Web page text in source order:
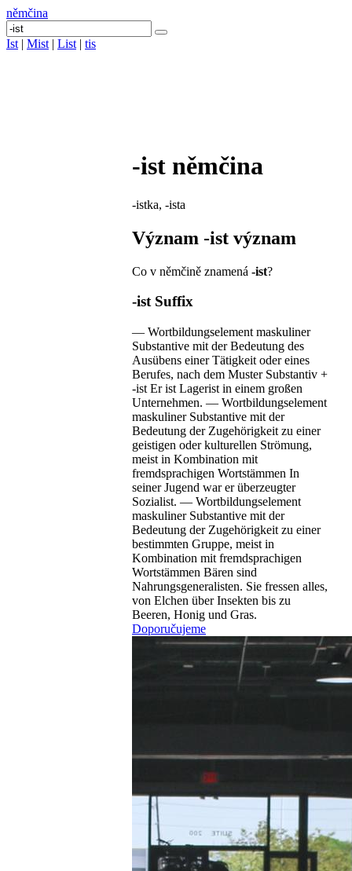
němčina
Ist | Mist | List | tis
-ist němčina
-istka, -ista
Význam -ist význam
Co v němčině znamená -ist?
-ist Suffix
— Wortbildungselement maskuliner
Substantive mit der Bedeutung des
Ausübens einer Tätigkeit oder eines
Berufes, nach dem Muster Substantiv +
-ist Er ist Lagerist in einem großen
Unternehmen. — Wortbildungselement
maskuliner Substantive mit der
Bedeutung der Zugehörigkeit zu einer
geistigen oder kulturellen Strömung,
meist in Kombination mit
fremdsprachigen Wortstämmen In
seiner Jugend war er überzeugter
Sozialist. — Wortbildungselement
maskuliner Substantive mit der
Bedeutung der Zugehörigkeit zu einer
bestimmten Gruppe, meist in
Kombination mit fremdsprachigen
Wortstämmen Bären sind
Nahrungsgeneralisten. Sie fressen alles,
von Elchen über Insekten bis zu
Beeren, Honig und Gras.
Doporučujeme